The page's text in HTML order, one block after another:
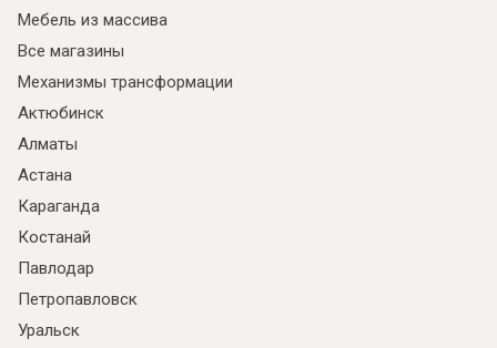
Мебель из массива
Все магазины
Механизмы трансформации
Актюбинск
Алматы
Астана
Караганда
Костанай
Павлодар
Петропавловск
Уральск